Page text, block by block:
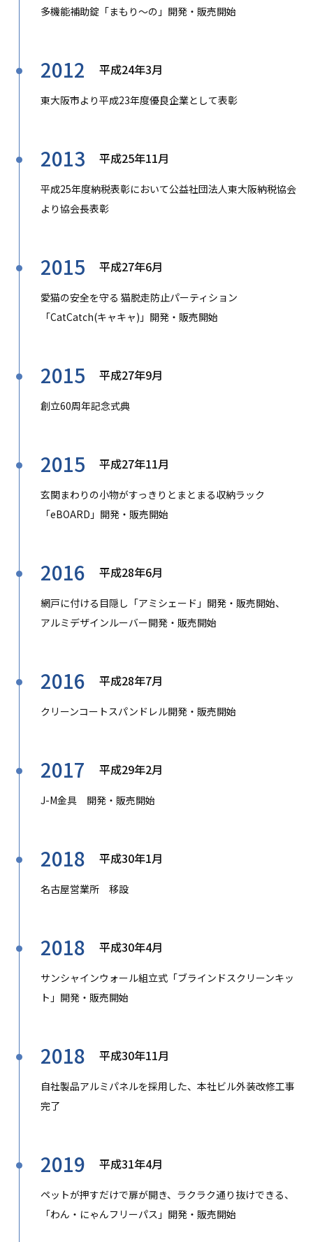
多機能補助錠「まもり〜の」開発・販売開始
2012 平成24年3月
東大阪市より平成23年度優良企業として表彰
2013 平成25年11月
平成25年度納税表彰において公益社団法人東大阪納税協会
より協会長表彰
2015 平成27年6月
愛猫の安全を守る 猫脱走防止パーティション
「CatCatch(キャキャ)」開発・販売開始
2015 平成27年9月
創立60周年記念式典
2015 平成27年11月
玄関まわりの小物がすっきりとまとまる収納ラック
「eBOARD」開発・販売開始
2016 平成28年6月
網戸に付ける目隠し「アミシェード」開発・販売開始、
アルミデザインルーバー開発・販売開始
2016 平成28年7月
クリーンコートスパンドレル開発・販売開始
2017 平成29年2月
J-M金具 開発・販売開始
2018 平成30年1月
名古屋営業所 移設
2018 平成30年4月
サンシャインウォール組立式「ブラインドスクリーンキッ
ト」開発・販売開始
2018 平成30年11月
自社製品アルミパネルを採用した、本社ビル外装改修工事
完了
2019 平成31年4月
ペットが押すだけで扉が開き、ラクラク通り抜けできる、
「わん・にゃんフリーパス」開発・販売開始